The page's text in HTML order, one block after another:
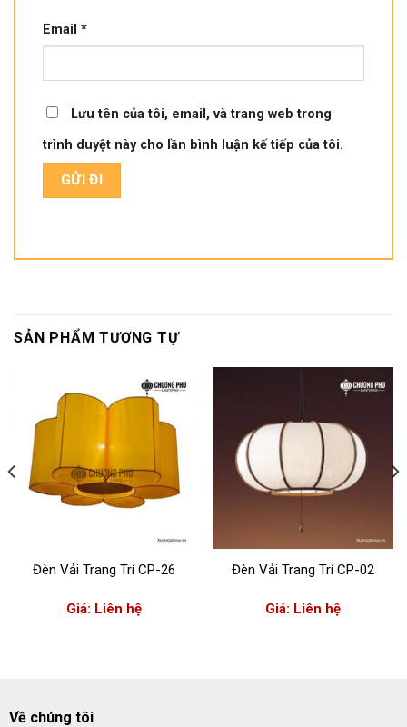
Email *
Lưu tên của tôi, email, và trang web trong
trình duyệt này cho lần bình luận kế tiếp của tôi.
SẢN PHẨM TƯƠNG TỰ
Đèn Vải Trang Trí CP-26
Giá: Liên hệ
Đèn Vải Trang Trí CP-02
Giá: Liên hệ
Về chúng tôi